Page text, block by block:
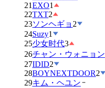
21EXO1
22TXT2
23ソンヘギョ 2
24Suzy1
25少女时代3
26チャン・ウォニョン
27IDID2
28BOYNEXTDOOR2
29キム・ヘユン